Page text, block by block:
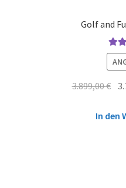
Golf and
3.899,00€
In den